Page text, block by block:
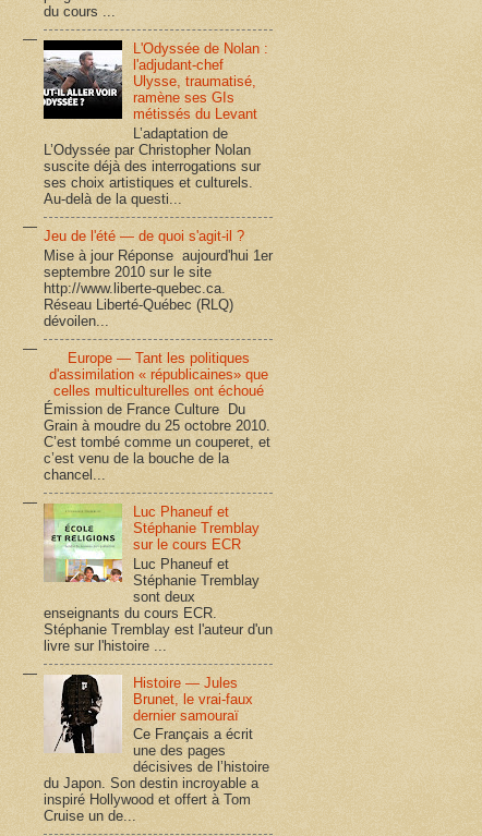
du cours ...
L'Odyssée de Nolan :
l'adjudant-chef
Ulysse, traumatisé,
ramène ses GIs
métissés du Levant
L’adaptation de
L’Odyssée par Christopher Nolan
suscite déjà des interrogations sur
ses choix artistiques et culturels.
Au-delà de la questi...
Jeu de l'été — de quoi s'agit-il ?
Mise à jour Réponse aujourd'hui 1er
septembre 2010 sur le site
http://www.liberte-quebec.ca.
Réseau Liberté-Québec (RLQ)
dévoilen...
Europe — Tant les politiques
d'assimilation « républicaines» que
celles multiculturelles ont échoué
Émission de France Culture Du
Grain à moudre du 25 octobre 2010.
C’est tombé comme un couperet, et
c’est venu de la bouche de la
chancel...
Luc Phaneuf et
Stéphanie Tremblay
sur le cours ECR
Luc Phaneuf et
Stéphanie Tremblay
sont deux
enseignants du cours ECR.
Stéphanie Tremblay est l'auteur d'un
livre sur l'histoire ...
Histoire — Jules
Brunet, le vrai-faux
dernier samouraï
Ce Français a écrit
une des pages
décisives de l’histoire
du Japon. Son destin incroyable a
inspiré Hollywood et offert à Tom
Cruise un de...